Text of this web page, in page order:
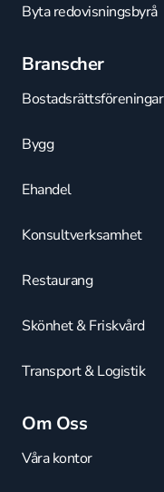
Byta redovisningsbyrå
Branscher
Bostadsrättsföreningar
Bygg
Ehandel
Konsultverksamhet
Restaurang
Skönhet & Friskvård
Transport & Logistik
Om Oss
Våra kontor